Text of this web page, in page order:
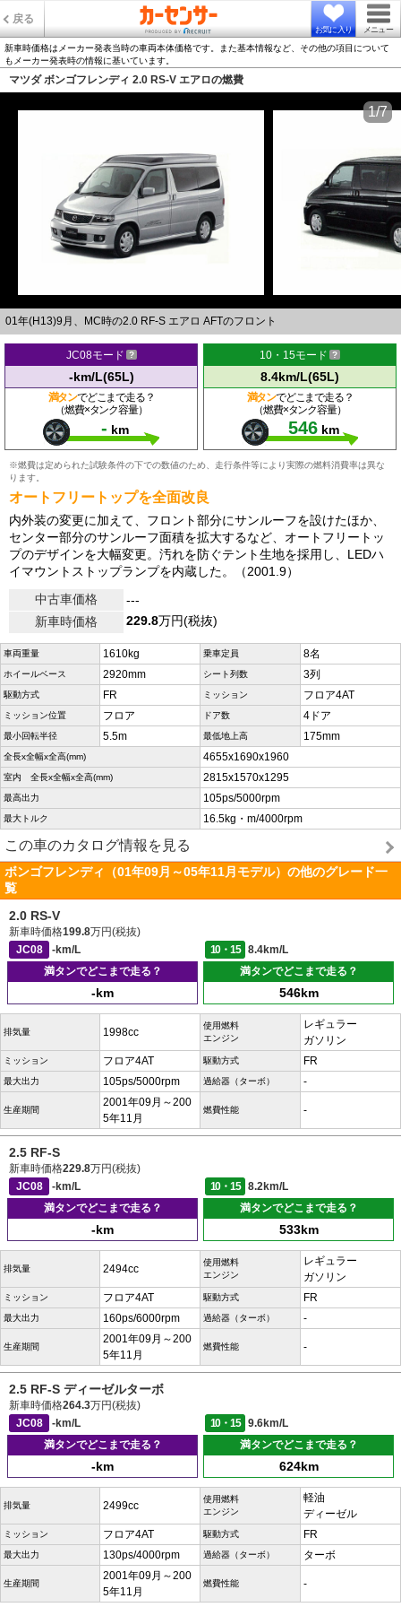
戻る
お気に入り メニュー
新車時価格はメーカー発表当時の車両本体価格です。また基本情報など、その他の項目について
もメーカー発表時の情報に基いています。
マツダ ボンゴフレンディ 2.0 RS-V エアロの燃費
01年(H13)9月、MC時の2.0 RF-S エアロ AFTのフロント
1/7
JC08モード
-km/L(65L)
満タンでどこまで走る？
（燃費×タンク容量）
- km
10・15モード
8.4km/L(65L)
満タンでどこまで走る？
（燃費×タンク容量）
546 km
※燃費は定められた試験条件の下での数値のため、走行条件等により実際の燃料消費率は異な
ります。
オートフリートップを全面改良
内外装の変更に加えて、フロント部分にサンルーフを設けたほか、
センター部分のサンルーフ面積を拡大するなど、オートフリートッ
プのデザインを大幅変更。汚れを防ぐテント生地を採用し、LEDハ
イマウントストップランプを内蔵した。（2001.9）
中古車価格
---
新車時価格
229.8万円(税抜)
車両重量 1610kg 乗車定員 8名
ホイールベース 2920mm シート列数 3列
駆動方式 FR ミッション フロア4AT
ミッション位置 フロア ドア数 4ドア
最小回転半径 5.5m 最低地上高 175mm
全長x全幅x全高(mm) 4655x1690x1960
室内 全長x全幅x全高(mm) 2815x1570x1295
最高出力 105ps/5000rpm
最大トルク 16.5kg・m/4000rpm
この車のカタログ情報を見る
ボンゴフレンディ（01年09月～05年11月モデル）の他のグレード一
覧
2.0 RS-V
新車時価格199.8万円(税抜)
JC08
-km/L 10・15
8.4km/L
満タンでどこまで走る？
-km
満タンでどこまで走る？
546km
排気量 1998cc
使用燃料
エンジン
レギュラー
ガソリン
ミッション フロア4AT 駆動方式 FR
最大出力 105ps/5000rpm 過給器（ターボ） -
生産期間
2001年09月～200
5年11月
燃費性能 -
2.5 RF-S
新車時価格229.8万円(税抜)
JC08
-km/L 10・15
8.2km/L
満タンでどこまで走る？
-km
満タンでどこまで走る？
533km
排気量 2494cc
使用燃料
エンジン
レギュラー
ガソリン
ミッション フロア4AT 駆動方式 FR
最大出力 160ps/6000rpm 過給器（ターボ） -
生産期間
2001年09月～200
5年11月
燃費性能 -
2.5 RF-S ディーゼルターボ
新車時価格264.3万円(税抜)
JC08
-km/L 10・15
9.6km/L
満タンでどこまで走る？
-km
満タンでどこまで走る？
624km
排気量 2499cc
使用燃料
エンジン
軽油
ディーゼル
ミッション フロア4AT 駆動方式 FR
最大出力 130ps/4000rpm 過給器（ターボ） ターボ
生産期間
2001年09月～200
5年11月
燃費性能 -